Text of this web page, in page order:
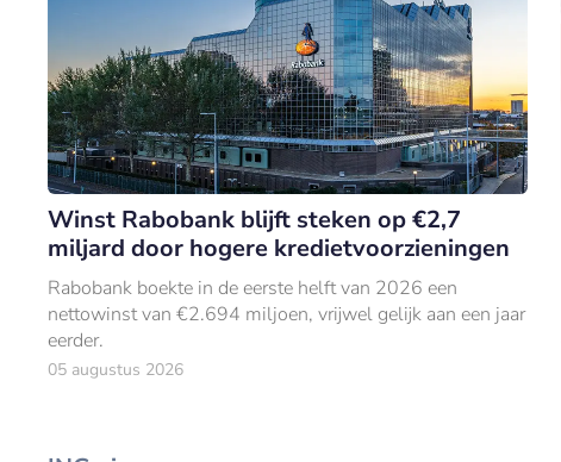
Winst Rabobank blijft steken op €2,7
miljard door hogere kredietvoorzieningen
Rabobank boekte in de eerste helft van 2026 een
nettowinst van €2.694 miljoen, vrijwel gelijk aan een jaar
eerder.
05 augustus 2026